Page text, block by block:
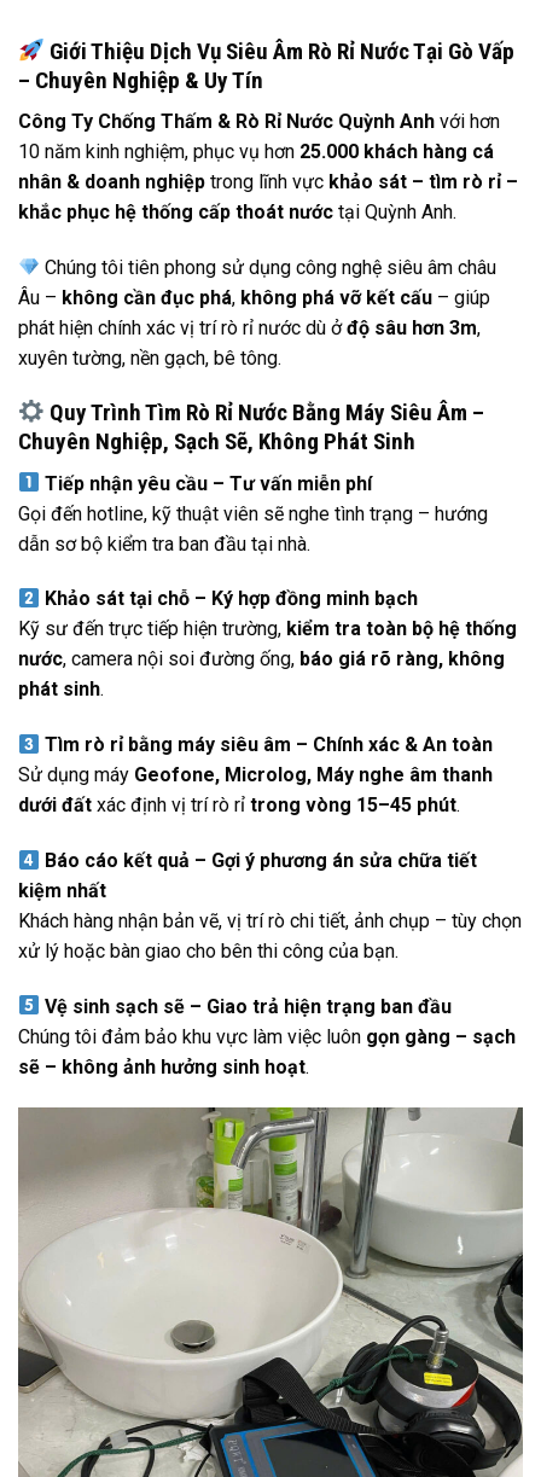
Giới Thiệu Dịch Vụ Siêu Âm Rò Rỉ Nước Tại Gò Vấp
– Chuyên Nghiệp & Uy Tín
Công Ty Chống Thấm & Rò Rỉ Nước Quỳnh Anh với hơn
10 năm kinh nghiệm, phục vụ hơn 25.000 khách hàng cá
nhân & doanh nghiệp trong lĩnh vực khảo sát – tìm rò rỉ –
khắc phục hệ thống cấp thoát nước tại Quỳnh Anh.
Chúng tôi tiên phong sử dụng công nghệ siêu âm châu
Âu – không cần đục phá, không phá vỡ kết cấu – giúp
phát hiện chính xác vị trí rò rỉ nước dù ởđộ sâu hơn 3m,
xuyên tường, nền gạch, bê tông.
Quy Trình Tìm Rò Rỉ Nước Bằng Máy Siêu Âm –
Chuyên Nghiệp, Sạch Sẽ, Không Phát Sinh
Tiếp nhận yêu cầu – Tư vấn miễn phí
Gọi đến hotline, kỹ thuật viên sẽ nghe tình trạng – hướng
dẫn sơ bộ kiểm tra ban đầu tại nhà.
Khảo sát tại chỗ – Ký hợp đồng minh bạch
Kỹ sư đến trực tiếp hiện trường, kiểm tra toàn bộ hệ thống
nước, camera nội soi đường ống, báo giá rõ ràng, không
phát sinh.
Tìm rò rỉ bằng máy siêu âm – Chính xác & An toàn
Sử dụng máy Geofone, Microlog, Máy nghe âm thanh
dưới đất xác định vị trí rò rỉ trong vòng 15–45 phút.
Báo cáo kết quả – Gợi ý phương án sửa chữa tiết
kiệm nhất
Khách hàng nhận bản vẽ, vị trí rò chi tiết, ảnh chụp – tùy chọn
xử lý hoặc bàn giao cho bên thi công của bạn.
Vệ sinh sạch sẽ – Giao trả hiện trạng ban đầu
Chúng tôi đảm bảo khu vực làm việc luôn gọn gàng – sạch
sẽ – không ảnh hưởng sinh hoạt.